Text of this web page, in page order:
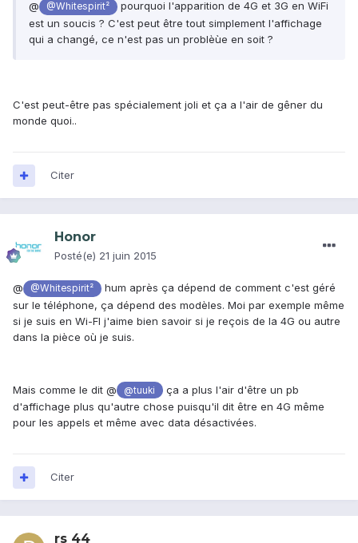
@ @Whitespirit²
pourquoi l'apparition de 4G et 3G en WiFi
est un soucis ? C'est peut être tout simplement l'affichage
qui a changé, ce n'est pas un problèùe en soit ?
C'est peut-être pas spécialement joli et ça a l'air de gêner du
monde quoi..
Citer
Honor
Posté(e) 21 juin 2015
@ @Whitespirit²
hum après ça dépend de comment c'est géré
sur le téléphone, ça dépend des modèles. Moi par exemple même
si je suis en Wi-FI j'aime bien savoir si je reçois de la 4G ou autre
dans la pièce où je suis.
Mais comme le dit @ @tuuki
ça a plus l'air d'être un pb
d'affichage plus qu'autre chose puisqu'il dit être en 4G même
pour les appels et même avec data désactivées.
Citer
rs 44